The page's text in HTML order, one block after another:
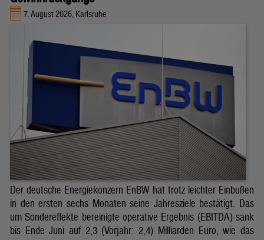
7. August 2026, Karlsruhe
Der deutsche Energiekonzern EnBW hat trotz leichter Einbußen
in den ersten sechs Monaten seine Jahresziele bestätigt. Das
um Sondereffekte bereinigte operative Ergebnis (EBITDA) sank
bis Ende Juni auf 2,3 (Vorjahr: 2,4) Milliarden Euro, wie das